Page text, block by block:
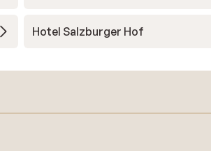
Hotel Salzburger Hof